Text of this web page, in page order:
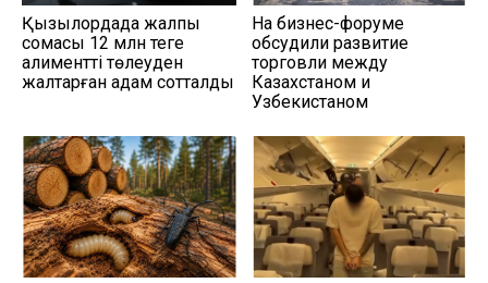
Қызылордада жалпы
сомасы 12 млн теңге
алиментті төлеуден
жалтарған адам сотталды
На бизнес-форуме
обсудили развитие
торговли между
Казахстаном и
Узбекистаном